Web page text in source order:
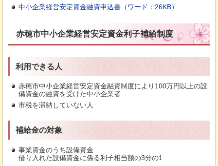
中小企業経営安定資金融資申込書（ワード：26KB）
赤穂市中小企業経営安定資金利子補給制度
利用できる人
赤穂市中小企業経営安定資金融資制度により100万円以上の設
備資金の融資を受けた中小企業者
市税を滞納していない人
補給金の対象
事業資金のうち設備資金
借り入れた設備資金に係る利子相当額の3分の1